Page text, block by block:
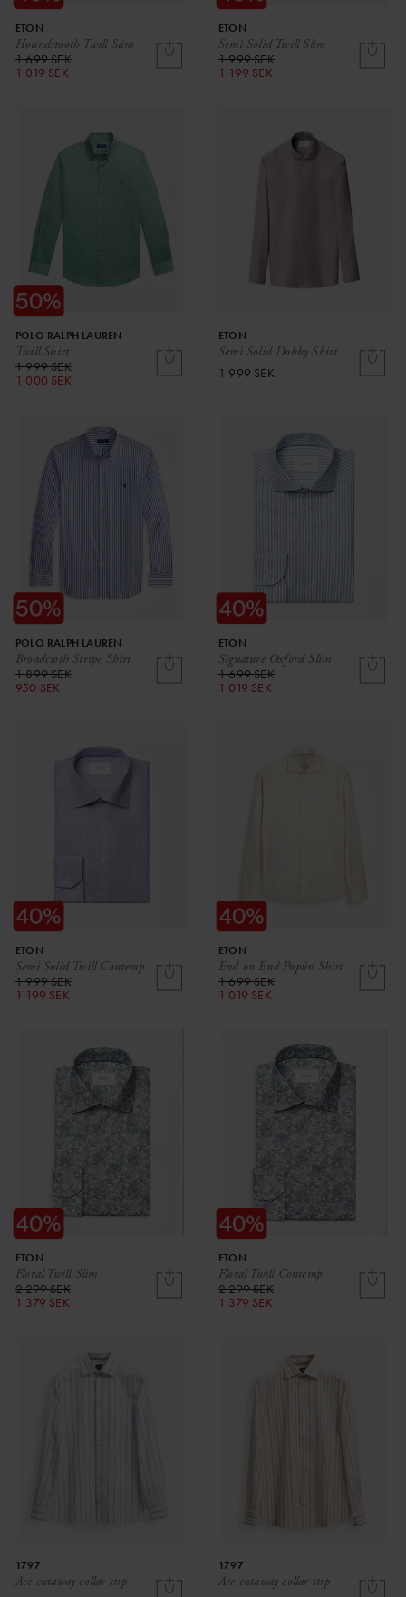
Houndstooth Twill Slim
ETON
1 699 SEK
1 019 SEK
Semi Solid Twill Slim
ETON
1 999 SEK
1 199 SEK
Twill Shirt
POLO RALPH LAUREN
1 999 SEK
1 000 SEK
Semi Solid Dobby Shirt
ETON
1 999 SEK
Broadcloth Stripe Shirt
POLO RALPH LAUREN
1 899 SEK
950 SEK
Signature Oxford Slim
ETON
1 699 SEK
1 019 SEK
Semi Solid Twill Contemp
ETON
1 999 SEK
1 199 SEK
End on End Poplin Shirt
ETON
1 699 SEK
1 019 SEK
Floral Twill Slim
ETON
2 299 SEK
1 379 SEK
Floral Twill Contemp
ETON
2 299 SEK
1 379 SEK
Ace cutaway collar strp
1797
Ace cutaway collar strp
1797